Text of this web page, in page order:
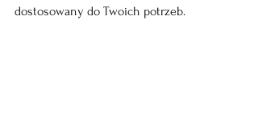
dostosowany do Twoich potrzeb.